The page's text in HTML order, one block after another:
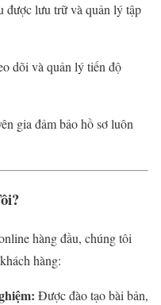
được lưu trữ và quản lý tập
dõi và quản lý tiến độ
gia đảm bảo hồ sơ luôn
hàng đầu, chúng tôi
hàng:
Được đào tạo bài bản,